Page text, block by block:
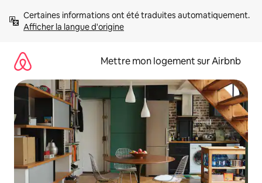
directement
Afficher la langue d'origine
Mettre mon logement sur Airbnb